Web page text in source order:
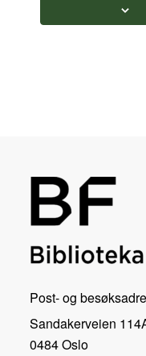
Post- og
Sandakerveien
0484 Oslo